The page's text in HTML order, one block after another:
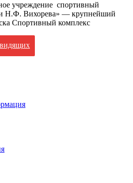
учреждение спортивный
Н.Ф. Вихорева» — крупнейший
Спортивный комплекс